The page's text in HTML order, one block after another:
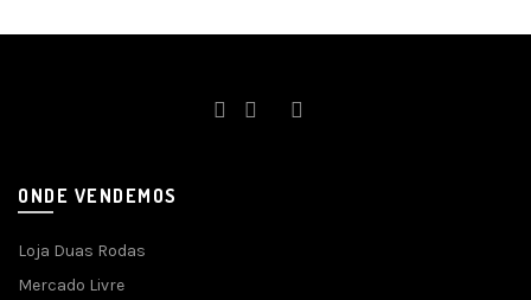
ONDE VENDEMOS
Loja Duas Rodas
Mercado Livre